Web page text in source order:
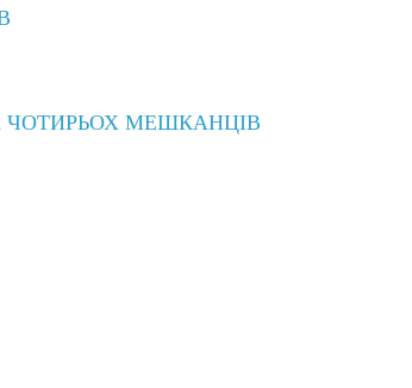
ЧОТИРЬОХ МЕШКАНЦІВ